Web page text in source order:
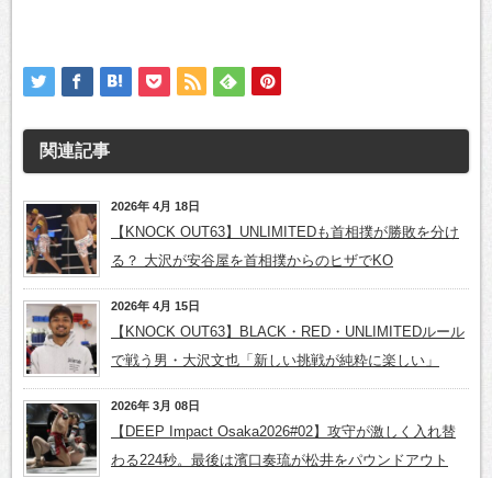
関連記事
2026年 4月 18日
【KNOCK OUT63】UNLIMITEDも首相撲が勝敗を分け
る？ 大沢が安谷屋を首相撲からのヒザでKO
2026年 4月 15日
【KNOCK OUT63】BLACK・RED・UNLIMITEDルール
で戦う男・大沢文也「新しい挑戦が純粋に楽しい」
2026年 3月 08日
【DEEP Impact Osaka2026#02】攻守が激しく入れ替
わる224秒。最後は濱口奏琉が松井をパウンドアウト